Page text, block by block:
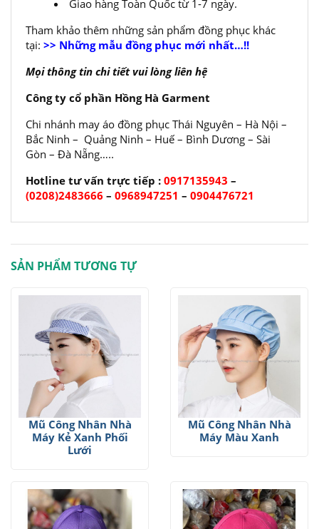
Giao hàng Toàn Quốc từ 1-7 ngày.
Tham khảo thêm những sản phẩm đồng phục khác
tại: >> Những mẫu đồng phục mới nhất…!!
Mọi thông tin chi tiết vui lòng liên hệ
Công ty cổ phần Hồng Hà Garment
Chi nhánh may áo đồng phục Thái Nguyên – Hà Nội –
Bắc Ninh – Quảng Ninh – Huế – Bình Dương – Sài
Gòn – Đà Nẵng…..
Hotline tư vấn trực tiếp : 0917135943 –
(0208)2483666 – 0968947251 – 0904476721
SẢN PHẨM TƯƠNG TỰ
Mũ Công Nhân Nhà
Máy Kẻ Xanh Phối
Lưới
Mũ Công Nhân Nhà
Máy Màu Xanh